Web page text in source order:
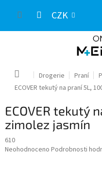
CZK
Domů Drogerie Praní
ECOVER tekutý na praní 5L,
ECOVER tekutý
zimolez jasmín
610
Průměrné
Neohodnoceno Podrobnosti